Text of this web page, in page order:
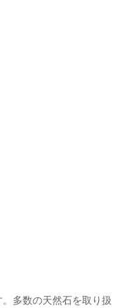
多数の天然石を取り扱